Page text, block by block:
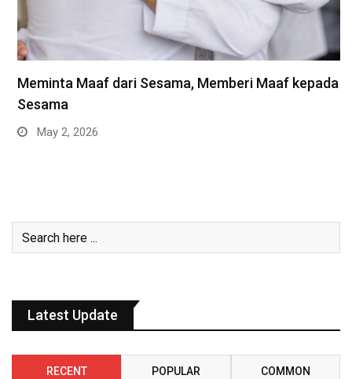
Meminta Maaf dari Sesama, Memberi Maaf kepada
Sesama
May 2, 2026
Latest Update
RECENT POPULAR COMMON